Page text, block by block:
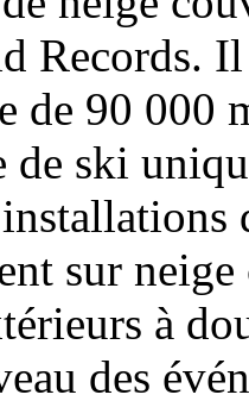
Records.
de 90 000
de ski
sur
à
des